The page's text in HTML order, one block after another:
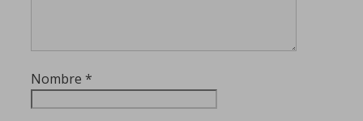
Nombre *